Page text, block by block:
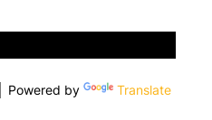
Powered by Translate